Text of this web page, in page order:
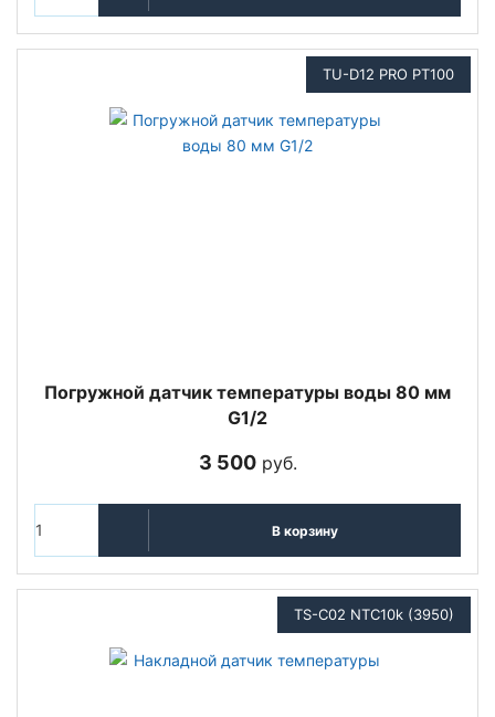
TU-D12 PRO PT100
Погружной датчик температуры воды 80 мм
G1/2
3 500руб.
В корзину
TS-C02 NTC10k (3950)